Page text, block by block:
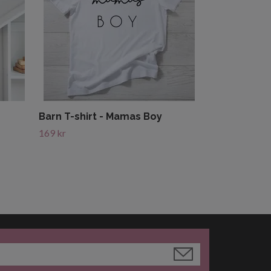
Barn T-shirt - Mamas Boy
169 kr